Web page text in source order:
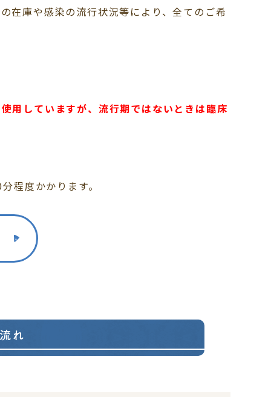
在庫や感染の流行状況等により、全てのご希
用していますが、流行期ではないときは臨床
程度かかります。
れ